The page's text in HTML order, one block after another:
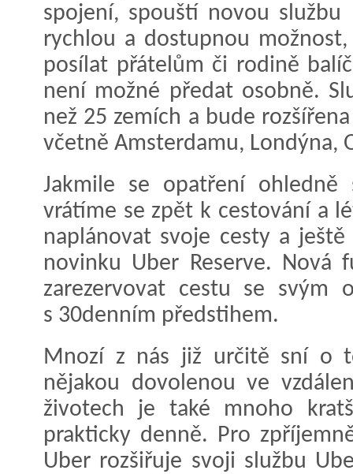
spojení, spouští novou
rychlou a dostupnou
posílat přátelům či rodině
není možné předat osobně.
než 25 zemích a bude
včetně Amsterdamu, Londýna,
Jakmile se opatření
vrátíme se zpět k cestování a
naplánovat svoje cesty a
novinku Uber Reserve. Nová
zarezervovat cestu se svým
s 30denním předstihem.
Mnozí z nás již určitě sní o
nějakou dovolenou ve
životech je také mnoho
prakticky denně. Pro
Uber rozšiřuje svoji službu